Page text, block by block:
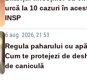
urcă la 10 cazuri în
INSP
6 aug. 2026, 21:53
Regula paharului cu
Cum te protejezi de
de caniculă